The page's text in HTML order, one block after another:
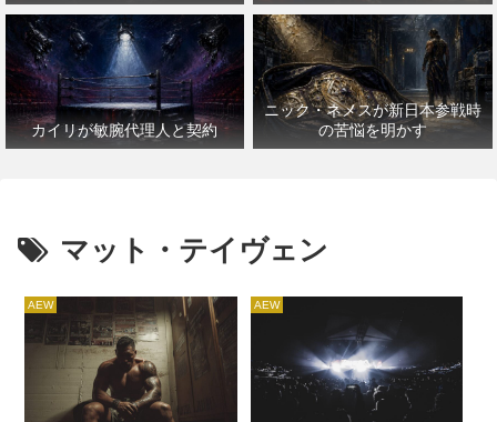
カイリが敏腕代理人と契約
ニック・ネメスが新日本参戦時
の苦悩を明かす
マット・テイヴェン
AEW AEW